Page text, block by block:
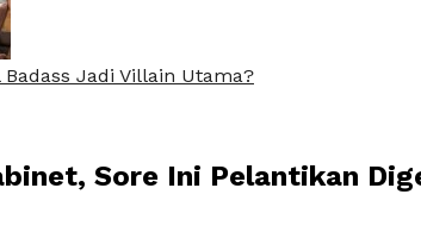
Jadi Villain Utama?
Sore Ini Pelantikan